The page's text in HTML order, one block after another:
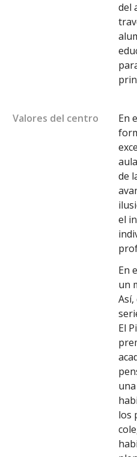
del
Valores del centro
En
de
el
En
un
El
los